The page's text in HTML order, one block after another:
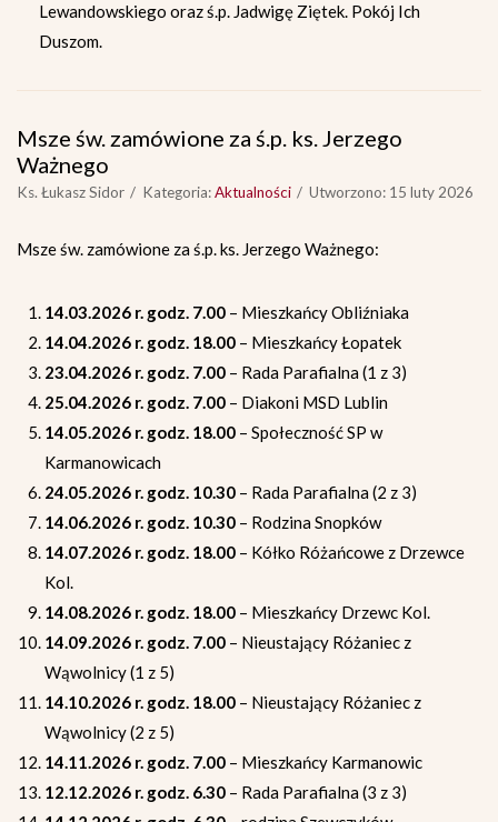
Lewandowskiego oraz ś.p. Jadwigę Ziętek. Pokój Ich
Duszom.
Msze św. zamówione za ś.p. ks. Jerzego
Ważnego
Ks. Łukasz Sidor Kategoria:Aktualności Utworzono: 15 luty 2026
Msze św. zamówione za ś.p. ks. Jerzego Ważnego:
14.03.2026 r. godz. 7.00 – Mieszkańcy Obliźniaka
14.04.2026 r. godz. 18.00 – Mieszkańcy Łopatek
23.04.2026 r. godz. 7.00 – Rada Parafialna (1 z 3)
25.04.2026 r. godz. 7.00 – Diakoni MSD Lublin
14.05.2026 r. godz. 18.00 – Społeczność SP w
Karmanowicach
24.05.2026 r. godz. 10.30 – Rada Parafialna (2 z 3)
14.06.2026 r. godz. 10.30 – Rodzina Snopków
14.07.2026 r. godz. 18.00 – Kółko Różańcowe z Drzewce
Kol.
14.08.2026 r. godz. 18.00 – Mieszkańcy Drzewc Kol.
14.09.2026 r. godz. 7.00 – Nieustający Różaniec z
Wąwolnicy (1 z 5)
14.10.2026 r. godz. 18.00 – Nieustający Różaniec z
Wąwolnicy (2 z 5)
14.11.2026 r. godz. 7.00 – Mieszkańcy Karmanowic
12.12.2026 r. godz. 6.30 – Rada Parafialna (3 z 3)